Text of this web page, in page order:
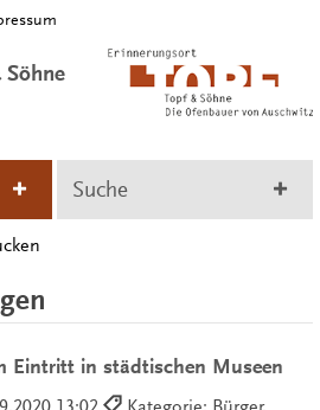
Suche
Eintritt in städtischen Museen